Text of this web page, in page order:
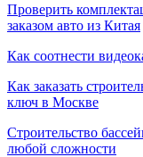
Проверить
заказом авто из Китая
Как соотнести
Как заказать
ключ в Москве
Строительство
любой сложности